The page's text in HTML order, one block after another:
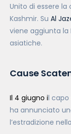
Unito di essere la
Kashmir. Su Al
viene aggiunta la
asiatiche.
Cause
Il 4 giugno il capo
ha annunciato
l’estradizione